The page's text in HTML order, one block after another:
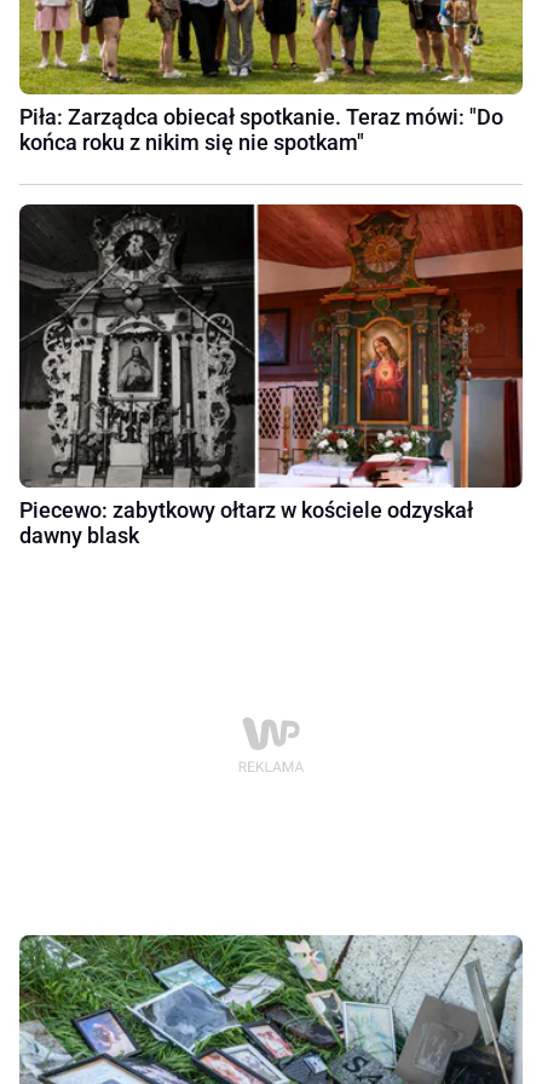
Piła: Zarządca obiecał spotkanie. Teraz mówi: "Do
końca roku z nikim się nie spotkam"
Piecewo: zabytkowy ołtarz w kościele odzyskał
dawny blask